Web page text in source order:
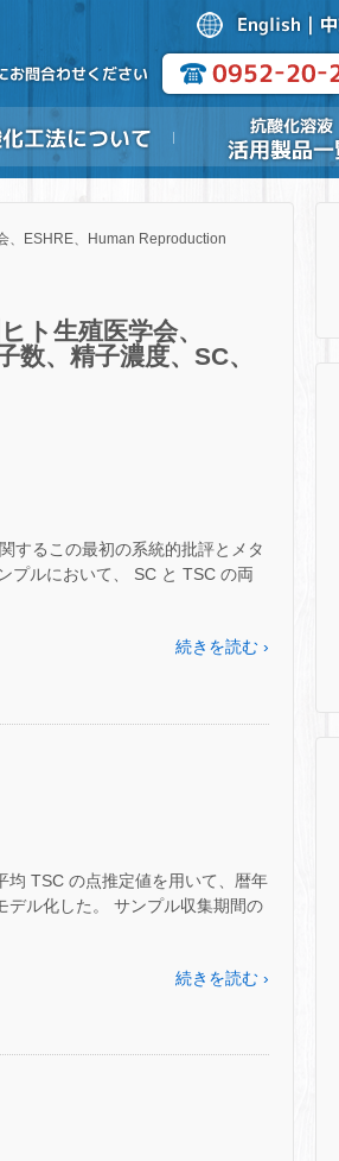
、ESHRE、Human Reproduction
ト生殖医学会、
、精子濃度、SC、
するこの最初の系統的批評とメタ
プルにおいて、 SC と TSC の両
続きを読む ›
均 TSC の点推定値を用いて、暦年
デル化した。 サンプル収集期間の
続きを読む ›